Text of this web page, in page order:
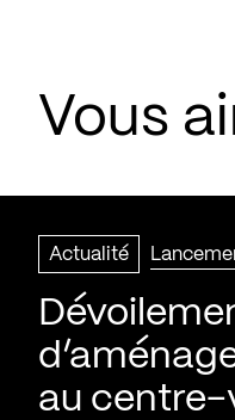
Vous
Actualité
au centre-